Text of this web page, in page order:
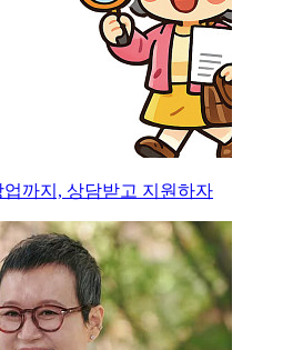
까지, 상담받고 지원하자